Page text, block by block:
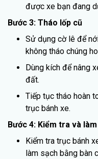
được xe bạn đang
Bước 3: Tháo lốp cũ
Sử dụng cờ lê để
không tháo chúng
Dùng kích để nâng
đất.
Tiếp tục tháo hoàn
trục bánh xe.
Bước 4: Kiểm tra và
Kiểm tra trục bánh
làm sạch bằng bàn